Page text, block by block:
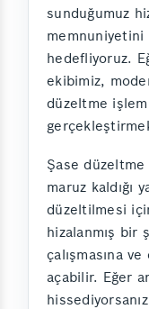
sunduğumuz
memnuniyetini
hedefliyoruz.
ekibimiz,
düzeltme
Şase düzeltme
maruz kaldığı
düzeltilmesi
hizalanmış bir
çalışmasına
açabilir. Eğer